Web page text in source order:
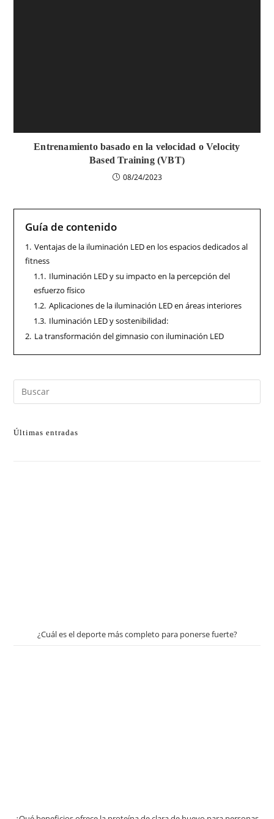
Entrenamiento basado en la velocidad o Velocity
Based Training (VBT)
08/24/2023
Guía de contenido
1. Ventajas de la iluminación LED en los espacios dedicados al
fitness
1.1. Iluminación LED y su impacto en la percepción del
esfuerzo físico
1.2. Aplicaciones de la iluminación LED en áreas interiores
1.3. Iluminación LED y sostenibilidad:
2. La transformación del gimnasio con iluminación LED
Últimas entradas
¿Cuál es el deporte más completo para ponerse fuerte?